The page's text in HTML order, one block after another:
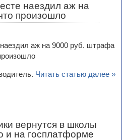
наездил аж на
произошло
Читать статью далее »
вернутся в школы
и на госплатформе